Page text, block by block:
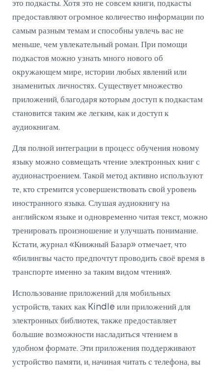
это подкасты. Хотя это не совсем книги, подкасты
предоставляют огромное количество информации по
самым разным темам и способны увлечь вас не
меньше, чем увлекательный роман. При помощи
подкастов можно узнать много нового об
окружающем мире, истории любых явлений или
знаменитых личностях. Существует множество
приложений, благодаря которым доступ к подкастам
становится таким же легким, как и доступ к
аудиокнигам.
Для полной интеграции в процесс обучения новому
языку можно совмещать чтение электронных книг с
аудионастроением. Такой метод активно используют
те, кто стремится усовершенствовать свой уровень
иностранного языка. Слушая аудиокнигу на
английском языке и одновременно читая текст, можно
тренировать произношение и улучшать понимание.
Кстати, журнал «Книжный Базар» отмечает, что
«билингвы часто предпочтут проводить своё время в
транспорте именно за таким видом чтения».
Использование приложений для мобильных
устройств, таких как Kindle или приложений для
электронных библиотек, также предоставляет
большие возможности насладиться чтением в
удобном формате. Эти приложения поддерживают
устройство памяти, и, начиная читать с телефона, вы